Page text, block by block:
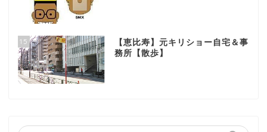
15
【恵比寿】元キリショー自宅＆事
務所【散歩】